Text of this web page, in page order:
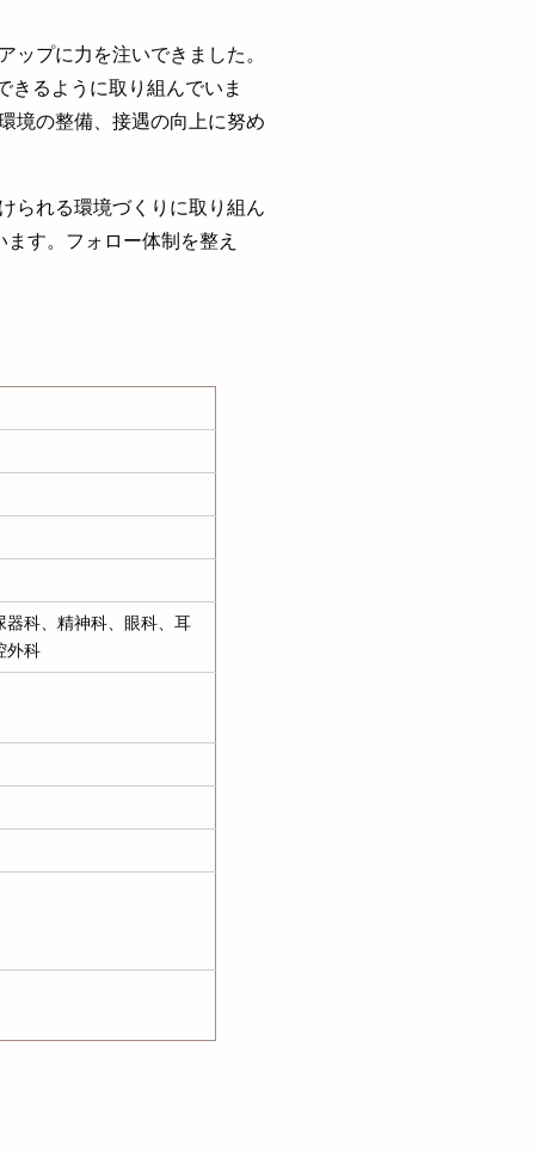
プに力を注いできました。
きるように取り組んでいま
境の整備、接遇の向上に努め
られる環境づくりに取り組ん
す。フォロー体制を整え
科、精神科、眼科、耳
外科